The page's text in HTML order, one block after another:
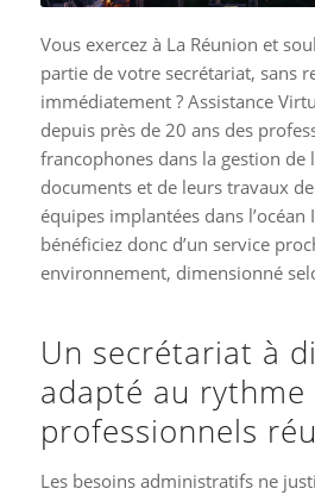
Vous exercez à La Réunion et
partie de votre secrétariat, sans
immédiatement ? Assistance
depuis près de 20 ans des
francophones dans la gestion de
documents et de leurs travaux
équipes implantées dans l’océan
bénéficiez donc d’un service
environnement, dimensionné
Un secrétariat à
adapté au rythme
professionnels
Les besoins administratifs ne